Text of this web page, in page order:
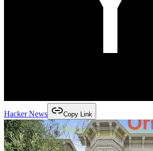
Hacker News Copy Link